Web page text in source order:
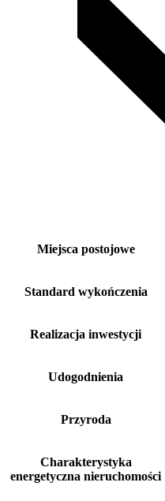
Miejsca postojowe
Standard wykończenia
Realizacja inwestycji
Udogodnienia
Przyroda
Charakterystyka
energetyczna nieruchomości